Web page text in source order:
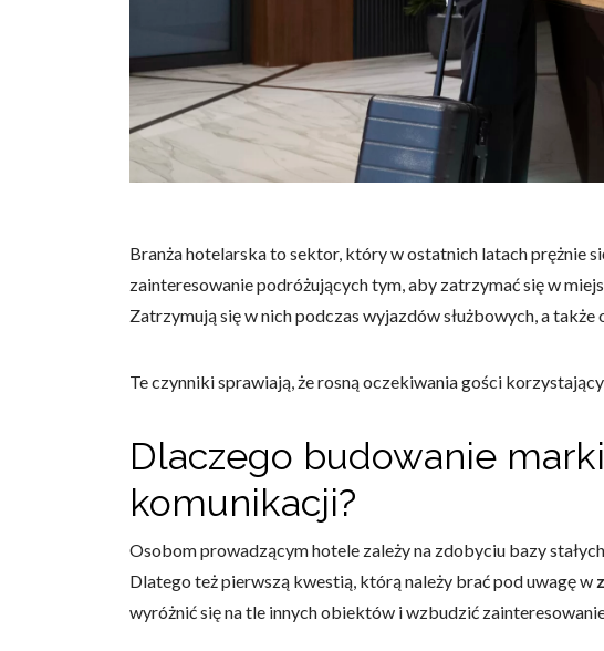
Branża hotelarska to sektor, który w ostatnich latach prężnie
zainteresowanie podróżujących tym, aby zatrzymać się w
Zatrzymują się w nich podczas wyjazdów służbowych, a
Te czynniki sprawiają, że rosną oczekiwania gości
Dlaczego budowanie
komunikacji?
Osobom prowadzącym hotele zależy na zdobyciu bazy
Dlatego też pierwszą kwestią, którą należy brać pod uwagę w
wyróżnić się na tle innych obiektów i wzbudzić